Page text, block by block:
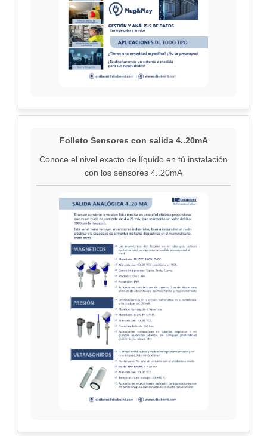
Folleto Sensores con salida 4..20mA
Conoce el nivel exacto de líquido en tú instalación
con los sensores 4..20mA